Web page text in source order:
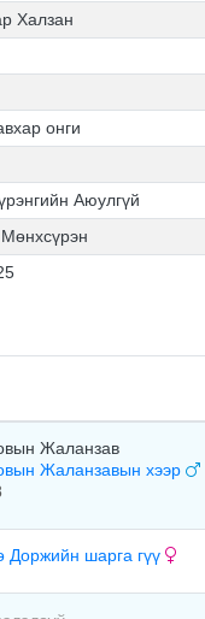
Халзан
онги
Аюулгүй
Жаланзав
Жаланзавын хээр
Доржийн шарга гүү